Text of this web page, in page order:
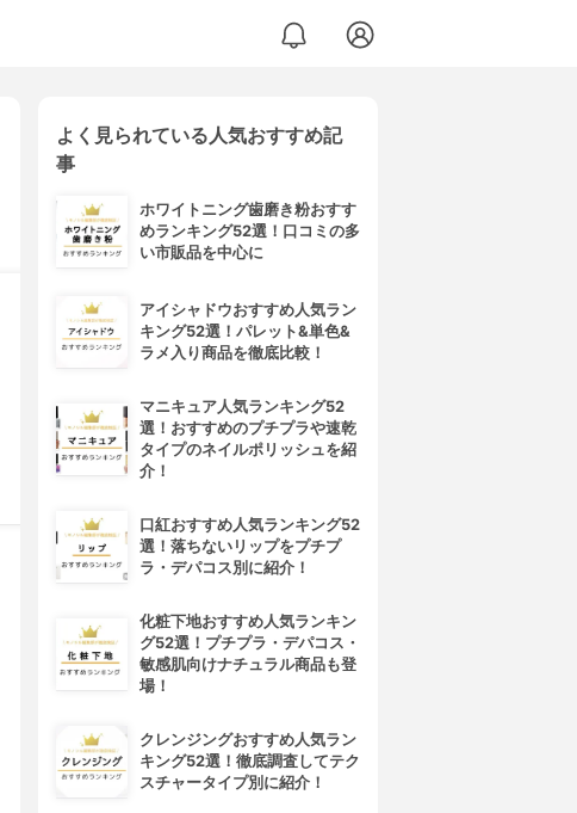
よく見られている人気おすすめ記
事
ホワイトニング歯磨き粉おすす
めランキング52選！口コミの多
い市販品を中心に
アイシャドウおすすめ人気ラン
キング52選！パレット&単色&
ラメ入り商品を徹底比較！
マニキュア人気ランキング52
選！おすすめのプチプラや速乾
タイプのネイルポリッシュを紹
介！
口紅おすすめ人気ランキング52
選！落ちないリップをプチプ
ラ・デパコス別に紹介！
化粧下地おすすめ人気ランキン
グ52選！プチプラ・デパコス・
敏感肌向けナチュラル商品も登
場！
クレンジングおすすめ人気ラン
キング52選！徹底調査してテク
スチャータイプ別に紹介！